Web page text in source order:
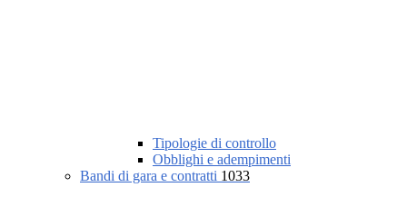
Tipologie di controllo
Obblighi e adempimenti
Bandi di gara e contratti 1033